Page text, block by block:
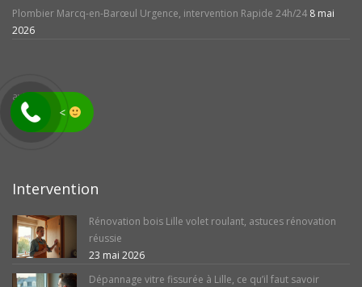
Plombier Marcq-en-Barœul Urgence, intervention Rapide 24h/24 8 mai
2026
avis
Intervention
Rénovation bois Lille volet roulant, astuces rénovation
réussie
23 mai 2026
Dépannage vitre fissurée à Lille, ce qu’il faut savoir
<